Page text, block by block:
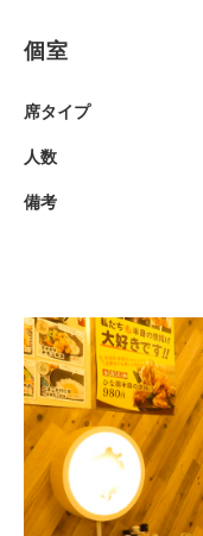
個室
席タイプ
人数
備考